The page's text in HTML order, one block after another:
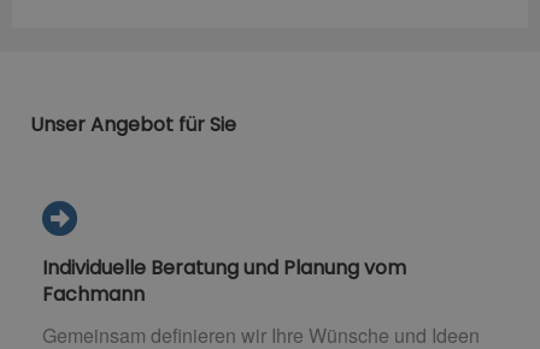
Unser Angebot für Sie
Individuelle Beratung und Planung vom
Fachmann
Gemeinsam definieren wir Ihre Wünsche und Ideen